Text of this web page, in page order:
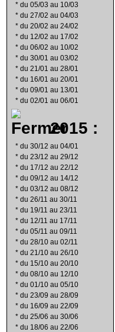
* du 05/03 au 10/03
* du 27/02 au 04/03
* du 20/02 au 24/02
* du 12/02 au 17/02
* du 06/02 au 10/02
* du 30/01 au 03/02
* du 21/01 au 28/01
* du 16/01 au 20/01
* du 09/01 au 13/01
* du 02/01 au 06/01
2015 :
* du 30/12 au 04/01
* du 23/12 au 29/12
* du 17/12 au 22/12
* du 09/12 au 14/12
* du 03/12 au 08/12
* du 26/11 au 30/11
* du 19/11 au 23/11
* du 12/11 au 17/11
* du 05/11 au 09/11
* du 28/10 au 02/11
* du 21/10 au 26/10
* du 15/10 au 20/10
* du 08/10 au 12/10
* du 01/10 au 05/10
* du 23/09 au 28/09
* du 16/09 au 22/09
* du 25/06 au 30/06
* du 18/06 au 22/06